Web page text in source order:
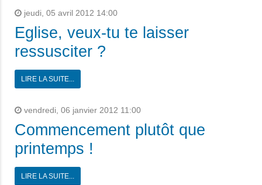
jeudi, 05 avril 2012 14:00
Eglise, veux-tu te laisser
ressusciter ?
LIRE LA SUITE...
vendredi, 06 janvier 2012 11:00
Commencement plutôt que
printemps !
LIRE LA SUITE...